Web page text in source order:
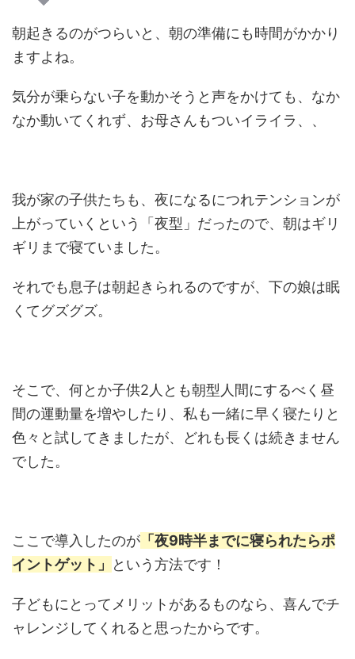
朝起きるのがつらいと、朝の準備にも時間がかかり
ますよね。
気分が乗らない子を動かそうと声をかけても、なか
なか動いてくれず、お母さんもついイライラ、、
我が家の子供たちも、夜になるにつれテンションが
上がっていくという「夜型」だったので、朝はギリ
ギリまで寝ていました。
それでも息子は朝起きられるのですが、下の娘は眠
くてグズグズ。
そこで、何とか子供2人とも朝型人間にするべく昼
間の運動量を増やしたり、私も一緒に早く寝たりと
色々と試してきましたが、どれも長くは続きません
でした。
ここで導入したのが 「夜9時半までに寝られたらポ
イントゲット」
という方法です！
子どもにとってメリットがあるものなら、喜んでチ
ャレンジしてくれると思ったからです。